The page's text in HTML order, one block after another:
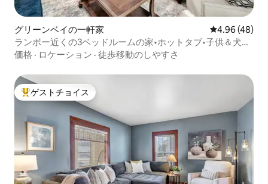
グリーンベイの一軒家 レビュー48
4.96 (48)
ランボー近くの3ベッドルームの家•ホットタブ•子供＆犬
OK
価格 · ロケーション · 徒歩移動のしやすさ
大好評のゲストチョイスです。
ゲストチョイス